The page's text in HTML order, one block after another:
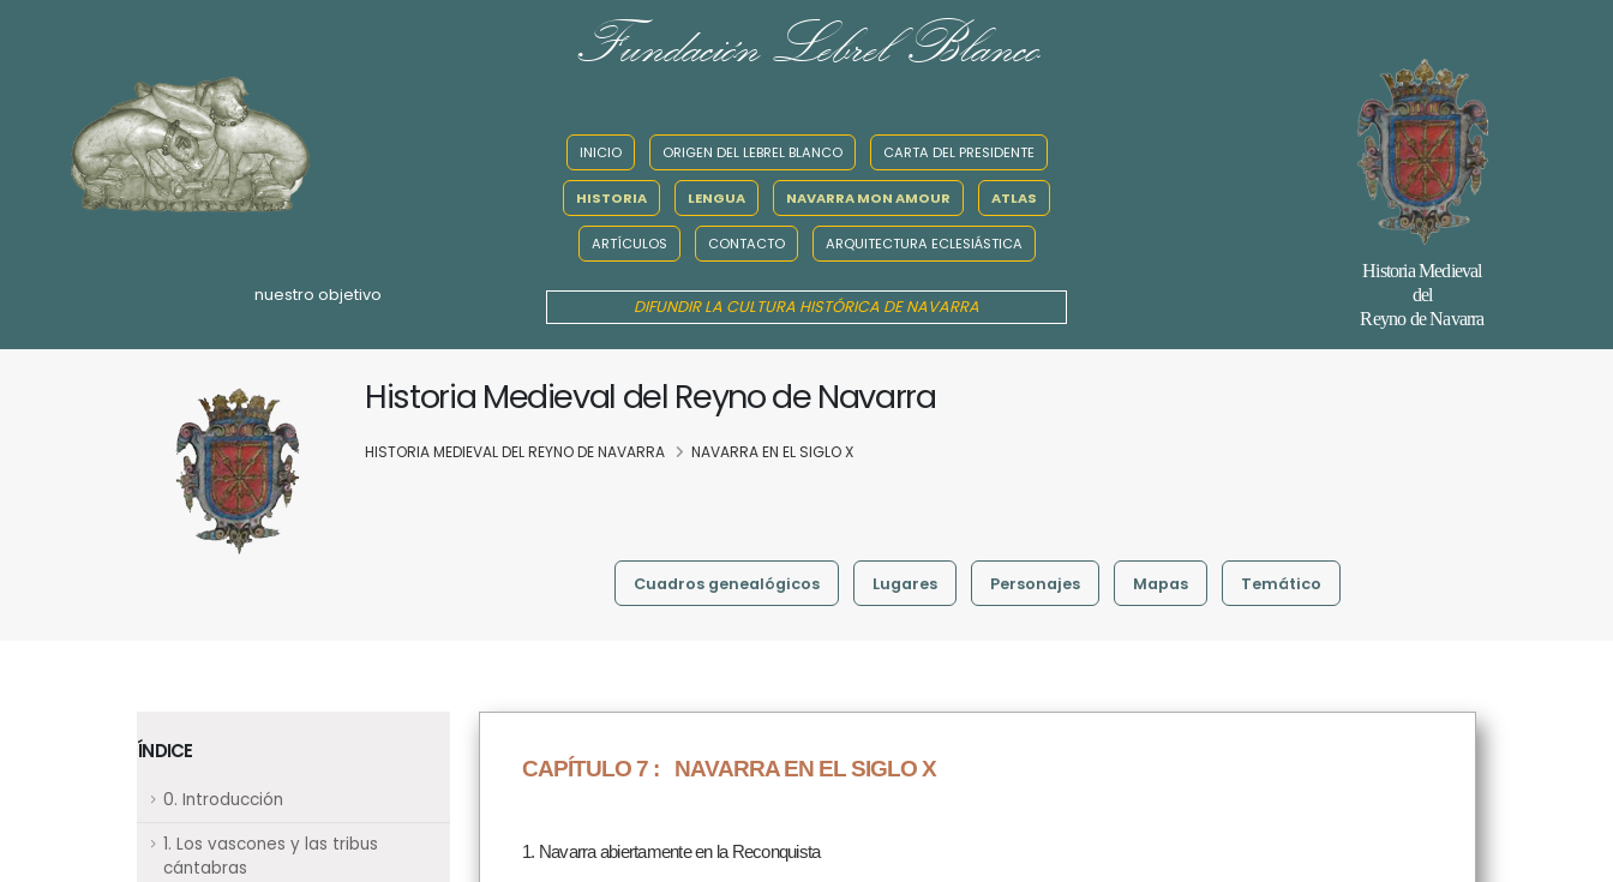
nuestro objetivo
Fundación Lebrel Blanco
INICIO ORIGEN DEL LEBREL BLANCO CARTA DEL PRESIDENTE
HISTORIA LENGUA NAVARRA MON AMOUR ATLAS
ARTÍCULOS CONTACTO ARQUITECTURA ECLESIÁSTICA
DIFUNDIR LA CULTURA HISTÓRICA DE NAVARRA
Historia Medieval
del
Reyno de Navarra
Historia Medieval del Reyno de Navarra
HISTORIA MEDIEVAL DEL REYNO DE NAVARRA NAVARRA EN EL SIGLO X
Cuadros genealógicos Lugares Personajes Mapas Temático
ÍNDICE
0. Introducción
1. Los vascones y las tribus
cántabras
CAPÍTULO 7 : NAVARRA EN EL SIGLO X
1. Navarra abiertamente en la Reconquista